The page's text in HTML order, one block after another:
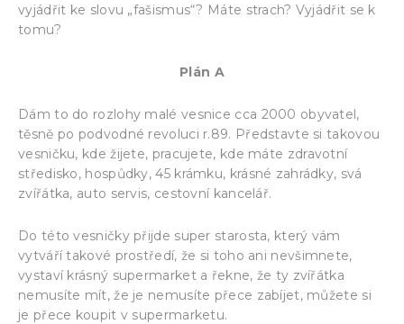
vyjádřit ke slovu „fašismus“? Máte strach? Vyjádřit se k
tomu?
Plán A
Dám to do rozlohy malé vesnice cca 2000 obyvatel,
těsně po podvodné revoluci r.89. Představte si takovou
vesničku, kde žijete, pracujete, kde máte zdravotní
středisko, hospůdky, 45 krámku, krásné zahrádky, svá
zvířátka, auto servis, cestovní kancelář.
Do této vesničky přijde super starosta, který vám
vytváří takové prostředí, že si toho ani nevšimnete,
vystaví krásný supermarket a řekne, že ty zvířátka
nemusíte mít, že je nemusíte přece zabíjet, můžete si
je přece koupit v supermarketu.